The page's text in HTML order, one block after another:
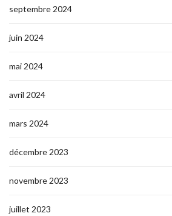
septembre 2024
juin 2024
mai 2024
avril 2024
mars 2024
décembre 2023
novembre 2023
juillet 2023